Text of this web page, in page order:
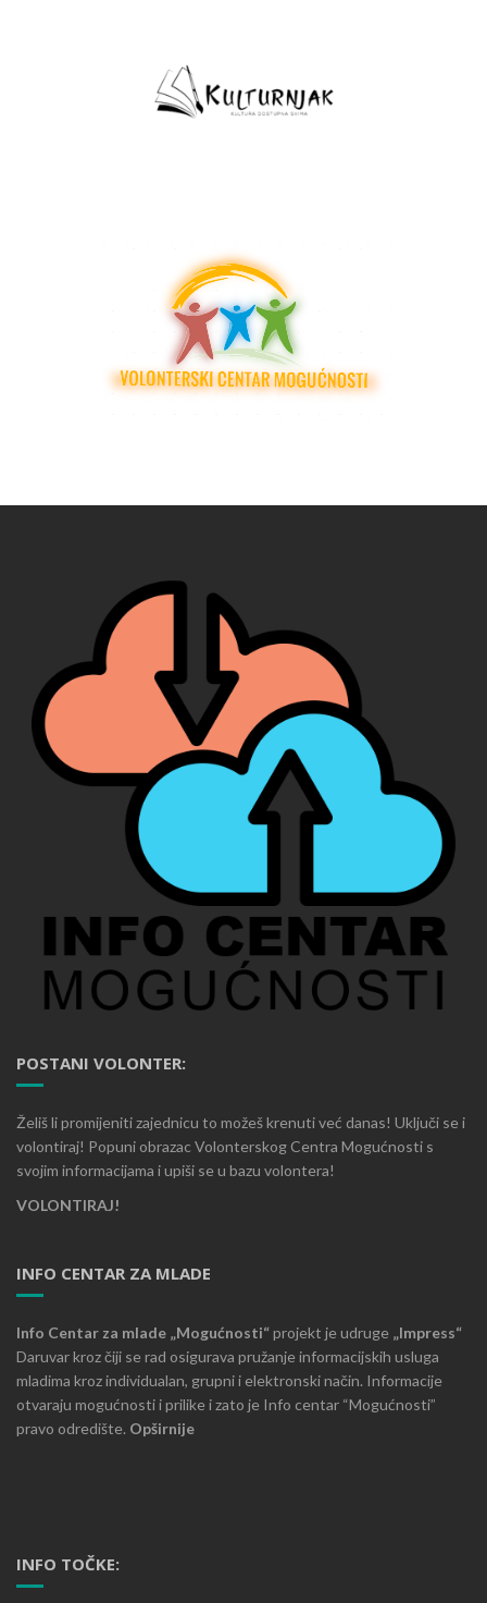
POSTANI VOLONTER:
Želiš li promijeniti zajednicu to možeš krenuti već danas! Uključi se i
volontiraj! Popuni obrazac Volonterskog Centra Mogućnosti s
svojim informacijama i upiši se u bazu volontera!
VOLONTIRAJ!
INFO CENTAR ZA MLADE
Info Centar za mlade „Mogućnosti“projekt je udruge „Impress“
Daruvar kroz čiji se rad osigurava pružanje informacijskih usluga
mladima kroz individualan, grupni i elektronski način. Informacije
otvaraju mogućnosti i prilike i zato je Info centar “Mogućnosti”
pravo odredište. Opširnije
INFO TOČKE: